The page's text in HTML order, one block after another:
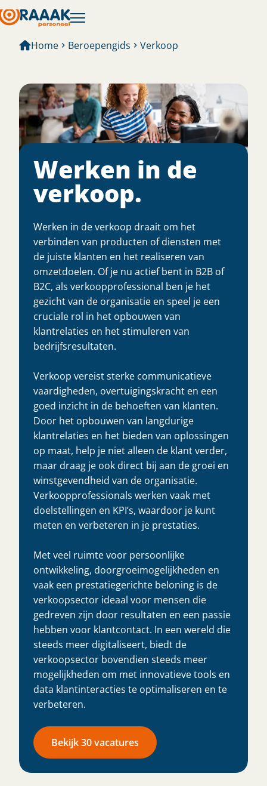
Home Beroepengids Verkoop
Werken in de
verkoop.
Werken in de verkoop draait om het
verbinden van producten of diensten met
de juiste klanten en het realiseren van
omzetdoelen. Of je nu actief bent in B2B of
B2C, als verkoopprofessional ben je het
gezicht van de organisatie en speel je een
cruciale rol in het opbouwen van
klantrelaties en het stimuleren van
bedrijfsresultaten.
Verkoop vereist sterke communicatieve
vaardigheden, overtuigingskracht en een
goed inzicht in de behoeften van klanten.
Door het opbouwen van langdurige
klantrelaties en het bieden van oplossingen
op maat, help je niet alleen de klant verder,
maar draag je ook direct bij aan de groei en
winstgevendheid van de organisatie.
Verkoopprofessionals werken vaak met
doelstellingen en KPI’s, waardoor je kunt
meten en verbeteren in je prestaties.
Met veel ruimte voor persoonlijke
ontwikkeling, doorgroeimogelijkheden en
vaak een prestatiegerichte beloning is de
verkoopsector ideaal voor mensen die
gedreven zijn door resultaten en een passie
hebben voor klantcontact. In een wereld die
steeds meer digitaliseert, biedt de
verkoopsector bovendien steeds meer
mogelijkheden om met innovatieve tools en
data klantinteracties te optimaliseren en te
verbeteren.
Bekijk 30 vacatures